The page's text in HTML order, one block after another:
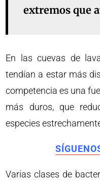
extremos que
En las cuevas de
tendían a estar más
competencia es una
más duros, que
especies
Varias clases de